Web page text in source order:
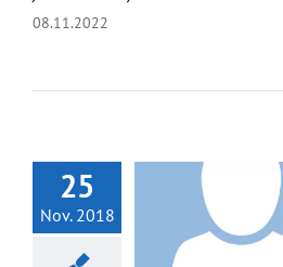
08.11.2022
25
Nov. 2018
Nebl